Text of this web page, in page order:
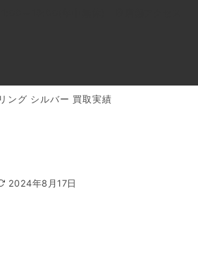
ング シルバー 買取実績
2024年8月17日